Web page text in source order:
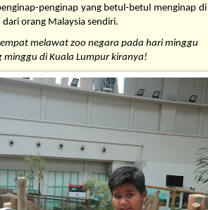
penginap yang betul-betul menginap di
orang Malaysia sendiri.
melawat zoo negara pada hari minggu
di Kuala Lumpur kiranya!